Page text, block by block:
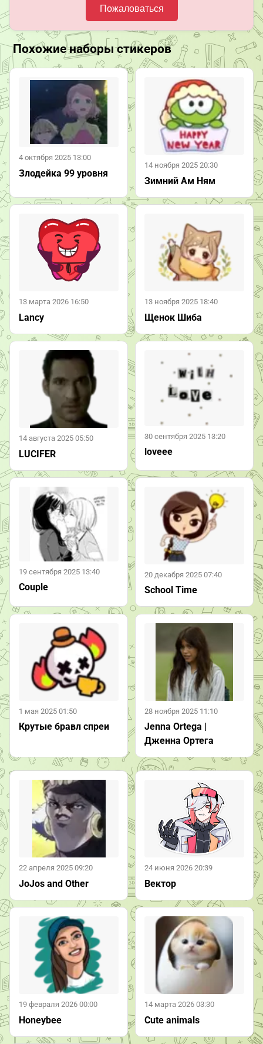
Пожаловаться
Похожие наборы стикеров
4 октября 2025 13:00
Злодейка 99 уровня
14 ноября 2025 20:30
Зимний Ам Ням
13 марта 2026 16:50
Lancy
13 ноября 2025 18:40
Щенок Шиба
14 августа 2025 05:50
LUCIFER
30 сентября 2025 13:20
loveee
19 сентября 2025 13:40
Couple
20 декабря 2025 07:40
School Time
1 мая 2025 01:50
Крутые бравл спреи
28 ноября 2025 11:10
Jenna Ortega |
Дженна Ортега
22 апреля 2025 09:20
JoJos and Other
24 июня 2026 20:39
Вектор
19 февраля 2026 00:00
Honeybee
14 марта 2026 03:30
Cute animals